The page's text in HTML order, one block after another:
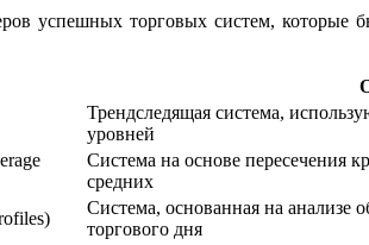
успешных торговых систем, которые
Трендследящая система,
уровней
Система на основе пересечения
средних
Система, основанная на анализе
торгового дня